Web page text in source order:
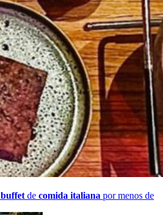
buffetde comida italiana por menos de